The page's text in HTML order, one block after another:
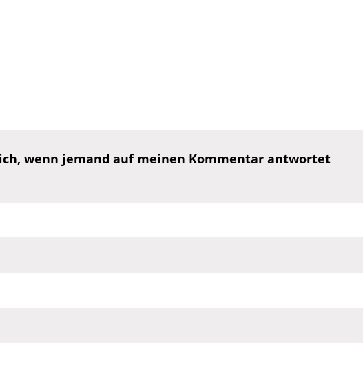
wenn jemand auf meinen Kommentar antwortet